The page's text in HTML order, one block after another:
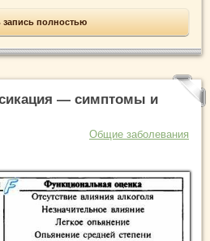
запись полностью
— симптомы и
Общие заболевания